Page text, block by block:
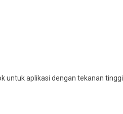
untuk aplikasi dengan tekanan tinggi.